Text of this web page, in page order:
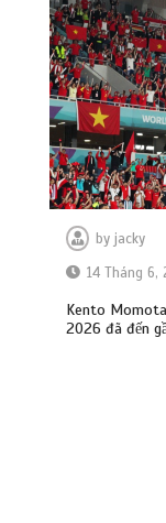
byjacky
14 Tháng 6,
Kento
2026 đã đến